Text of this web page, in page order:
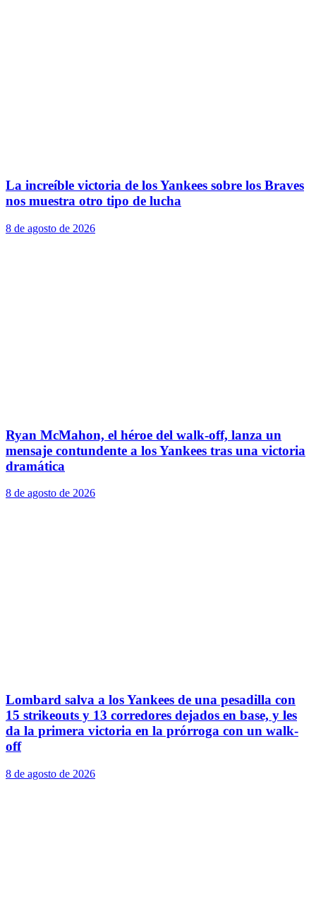
La increíble victoria de los Yankees sobre los Braves
nos muestra otro tipo de lucha
8 de agosto de 2026
Ryan McMahon, el héroe del walk-off, lanza un
mensaje contundente a los Yankees tras una victoria
dramática
8 de agosto de 2026
Lombard salva a los Yankees de una pesadilla con
15 strikeouts y 13 corredores dejados en base, y les
da la primera victoria en la prórroga con un walk-
off
8 de agosto de 2026